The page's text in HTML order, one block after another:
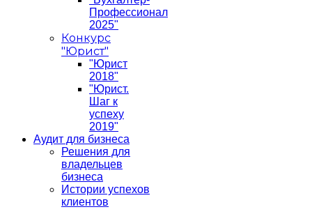
Профессионал
2025"
Конкурс
"Юрист"
"Юрист
2018"
"Юрист.
Шаг к
успеху
2019"
Аудит для бизнеса
Решения для
владельцев
бизнеса
Истории успехов
клиентов